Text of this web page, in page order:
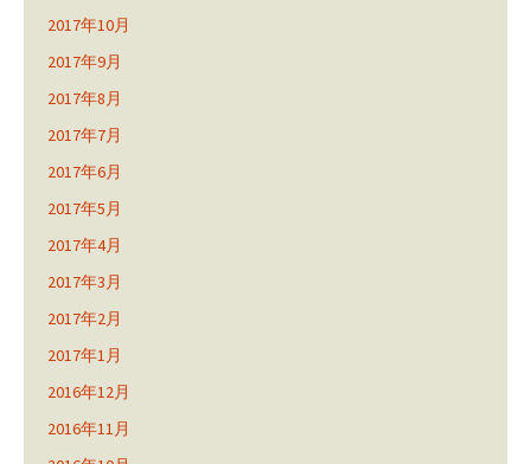
2017年10月
2017年9月
2017年8月
2017年7月
2017年6月
2017年5月
2017年4月
2017年3月
2017年2月
2017年1月
2016年12月
2016年11月